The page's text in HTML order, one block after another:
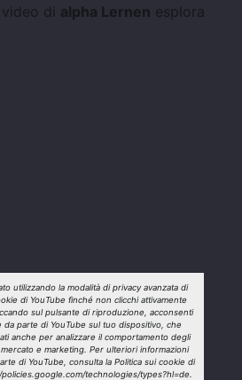
di alpha Lernen esplora
utilizzando la modalità di privacy avanzata di
di YouTube finché non clicchi attivamente
sul pulsante di riproduzione, acconsenti
da parte di YouTube sul tuo dispositivo, che
anche per analizzare il comportamento degli
e marketing. Per ulteriori informazioni
di YouTube, consulta la Politica sui cookie di
technologies/types?hl=de.